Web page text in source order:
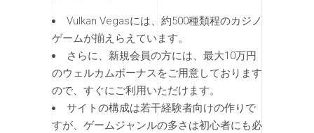
Vulkan Vegasには、約500種類程のカジノ
ゲームが揃えらえています。
さらに、新規会員の方には、最大10万円
のウェルカムボーナスをご用意しております
ので、すぐにご利用いただけます。
サイトの構成は若干経験者向けの作りで
すが、ゲームジャンルの多さは初心者にも必